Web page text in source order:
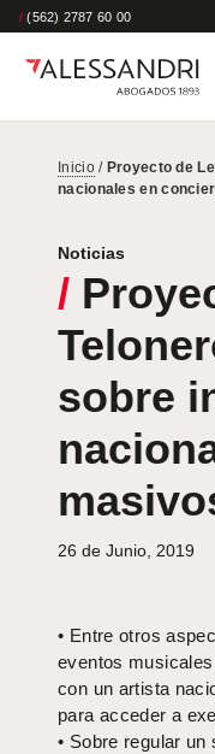
/ (562) 2787 60 00
Inicio/ Proyecto de
nacionales en
Noticias
/
sobre
26 de Junio, 2019
• Entre otros
eventos
con un artista
para acceder a
• Sobre regular